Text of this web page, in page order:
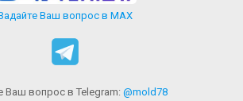
Ваш вопрос в MAX
Ваш вопрос в Telegram: @mold78